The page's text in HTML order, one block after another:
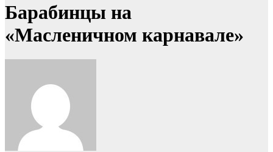
Барабинцы на
«Масленичном карнавале»